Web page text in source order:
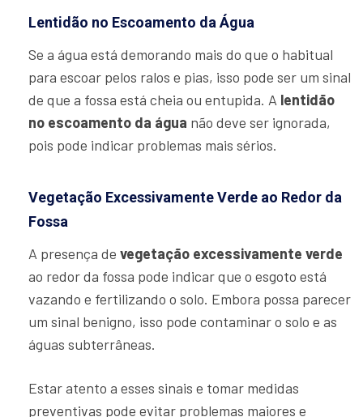
Lentidão no Escoamento da Água
Se a água está demorando mais do que o habitual
para escoar pelos ralos e pias, isso pode ser um sinal
de que a fossa está cheia ou entupida. A lentidão
no escoamento da água não deve ser ignorada,
pois pode indicar problemas mais sérios.
Vegetação Excessivamente Verde ao Redor da
Fossa
A presença de vegetação excessivamente verde
ao redor da fossa pode indicar que o esgoto está
vazando e fertilizando o solo. Embora possa parecer
um sinal benigno, isso pode contaminar o solo e as
águas subterrâneas.
Estar atento a esses sinais e tomar medidas
preventivas pode evitar problemas maiores e